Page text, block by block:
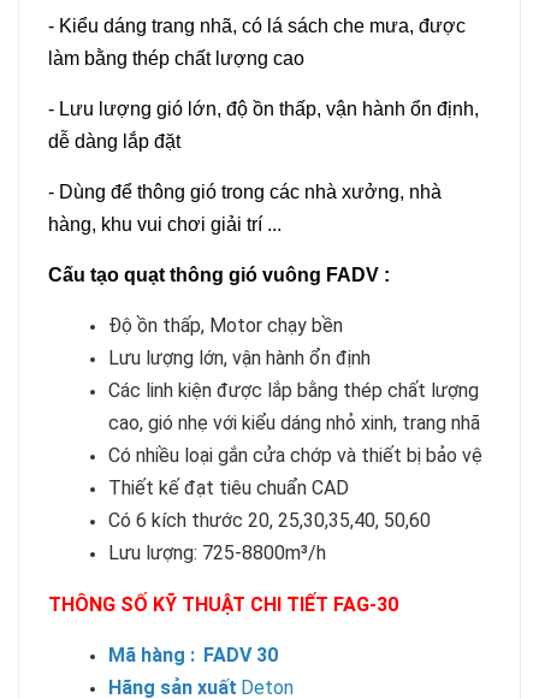
- Kiểu dáng trang nhã, có lá sách che mưa, được
làm bằng thép chất lượng cao
- Lưu lượng gió lớn, độ ồn thấp, vận hành ổn định,
dễ dàng lắp đặt
- Dùng để thông gió trong các nhà xưởng, nhà
hàng, khu vui chơi giải trí ...
Cấu tạo quạt thông gió vuông FADV :
Độ ồn thấp, Motor chạy bền
Lưu lượng lớn, vận hành ổn định
Các linh kiện được lắp bằng thép chất lượng
cao, gió nhẹ với kiểu dáng nhỏ xinh, trang nhã
Có nhiều loại gắn cửa chớp và thiết bị bảo vệ
Thiết kế đạt tiêu chuẩn CAD
Có 6 kích thước 20, 25,30,35,40, 50,60
Lưu lượng: 725-8800m³/h
THÔNG SỐ KỸ THUẬT CHI TIẾT FAG-30
Mã hàng : FADV 30
Hãng sản xuất Deton